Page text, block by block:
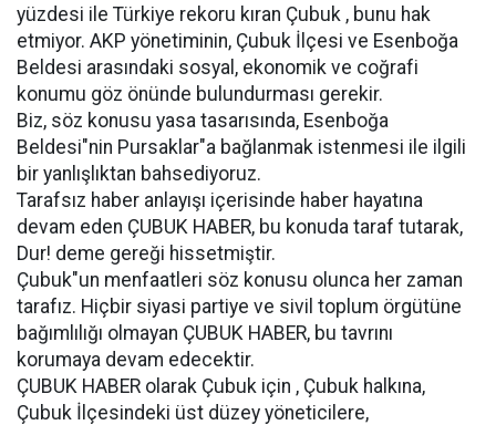
yüzdesi ile Türkiye rekoru kıran Çubuk , bunu hak
etmiyor. AKP yönetiminin, Çubuk İlçesi ve Esenboğa
Beldesi arasındaki sosyal, ekonomik ve coğrafi
konumu göz önünde bulundurması gerekir.
Biz, söz konusu yasa tasarısında, Esenboğa
Beldesi"nin Pursaklar"a bağlanmak istenmesi ile ilgili
bir yanlışlıktan bahsediyoruz.
Tarafsız haber anlayışı içerisinde haber hayatına
devam eden ÇUBUK HABER, bu konuda taraf tutarak,
Dur! deme gereği hissetmiştir.
Çubuk"un menfaatleri söz konusu olunca her zaman
tarafız. Hiçbir siyasi partiye ve sivil toplum örgütüne
bağımlılığı olmayan ÇUBUK HABER, bu tavrını
korumaya devam edecektir.
ÇUBUK HABER olarak Çubuk için , Çubuk halkına,
Çubuk İlçesindeki üst düzey yöneticilere,